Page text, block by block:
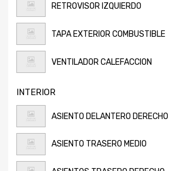
RETROVISOR IZQUIERDO
TAPA EXTERIOR COMBUSTIBLE
VENTILADOR CALEFACCION
INTERIOR
ASIENTO DELANTERO DERECHO
ASIENTO TRASERO MEDIO